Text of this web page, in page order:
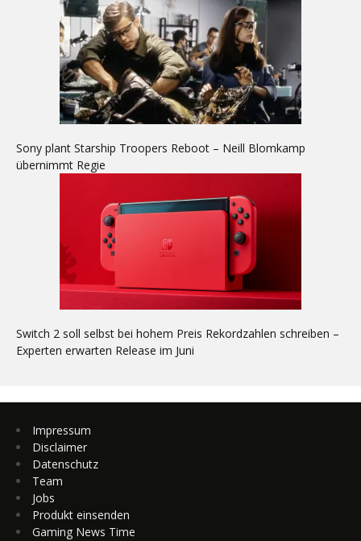
Sony plant Starship Troopers Reboot – Neill Blomkamp
übernimmt Regie
Switch 2 soll selbst bei hohem Preis Rekordzahlen schreiben –
Experten erwarten Release im Juni
Impressum
Disclaimer
Datenschutz
Team
Jobs
Produkt einsenden
Gaming News Time